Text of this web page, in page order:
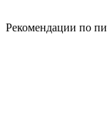
Рекомендации по